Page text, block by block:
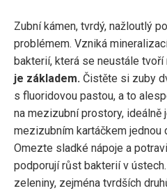
Zubní kámen, tvrdý, nažloutlý
problémem. Vzniká
bakterií, která se neustále tvoří
je základem. Čistěte si zuby
s fluoridovou pastou, a to
na mezizubní prostory,
mezizubním kartáčkem jednou
Omezte sladké nápoje a
podporují růst bakterií v
zeleniny, zejména tvrdších